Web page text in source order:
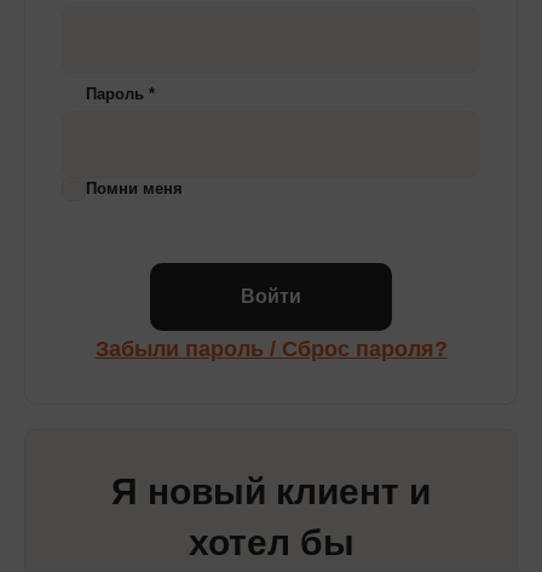
Пароль*
Помни меня
Войти
Забыли пароль / Сброс пароля?
Я новый клиент и
хотел бы